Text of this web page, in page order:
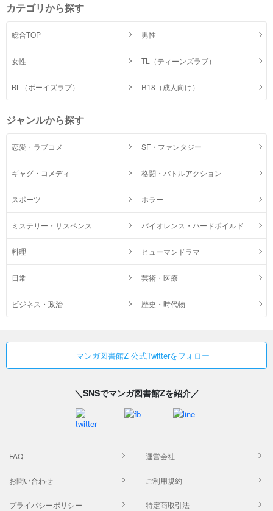
カテゴリから探す
総合TOP 男性
女性 TL（ティーンズラブ）
BL（ボーイズラブ） R18（成人向け）
ジャンルから探す
恋愛・ラブコメ SF・ファンタジー
ギャグ・コメディ 格闘・バトルアクション
スポーツ ホラー
ミステリー・サスペンス バイオレンス・ハードボイルド
料理 ヒューマンドラマ
日常 芸術・医療
ビジネス・政治 歴史・時代物
マンガ図書館Z 公式Twitterをフォロー
＼SNSでマンガ図書館Zを紹介／
FAQ 運営会社
お問い合わせ ご利用規約
プライバシーポリシー 特定商取引法